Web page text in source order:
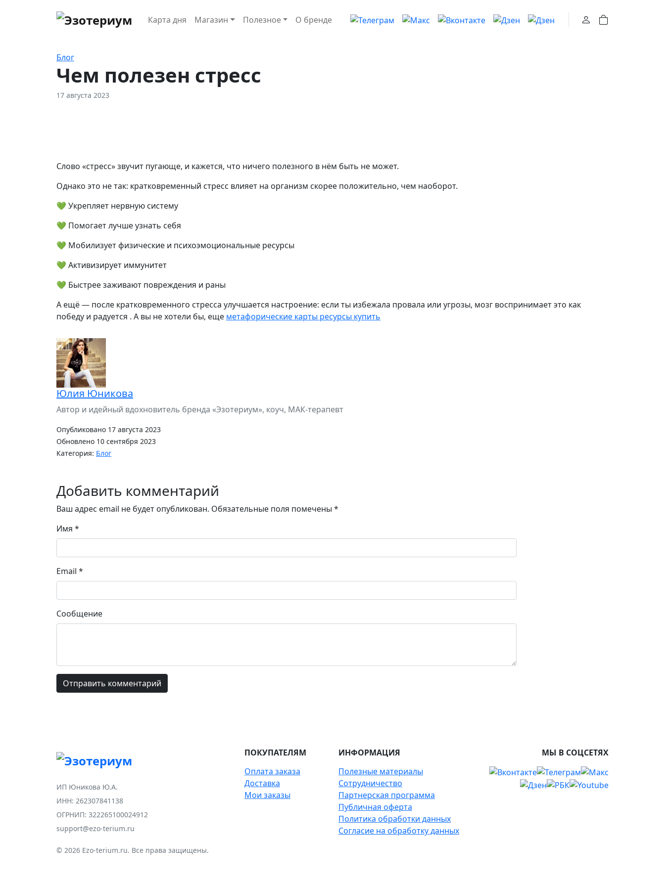
Карта дня Магазин Полезное О бренде
Блог
Чем полезен стресс
17 августа 2023
Слово «стресс» звучит пугающе, и кажется, что ничего полезного в нём быть не может.
Однако это не так: кратковременный стресс влияет на организм скорее положительно, чем наоборот.
💚 Укрепляет нервную систему
💚 Помогает лучше узнать себя
💚 Мобилизует физические и психоэмоциональные ресурсы
💚 Активизирует иммунитет
💚 Быстрее заживают повреждения и раны
А ещё — после кратковременного стресса улучшается настроение: если ты избежала провала или угрозы, мозг воспринимает это как
победу и радуется . А вы не хотели бы, еще метафорические карты ресурсы купить
Юлия Юникова
Автор и идейный вдохновитель бренда «Эзотериум», коуч, МАК-терапевт
Опубликовано 17 августа 2023
Обновлено 10 сентября 2023
Категория: Блог
Добавить комментарий
Ваш адрес email не будет опубликован. Обязательные поля помечены *
Имя *
Email *
Сообщение
ИП Юникова Ю.А.
ИНН: 262307841138
ОГРНИП: 322265100024912
support@ezo-terium.ru
© 2026 Ezo-terium.ru. Все права защищены.
ПОКУПАТЕЛЯМ
Оплата заказа
Доставка
Мои заказы
ИНФОРМАЦИЯ
Полезные материалы
Сотрудничество
Партнерская программа
Публичная оферта
Политика обработки данных
Согласие на обработку данных
МЫ В СОЦСЕТЯХ